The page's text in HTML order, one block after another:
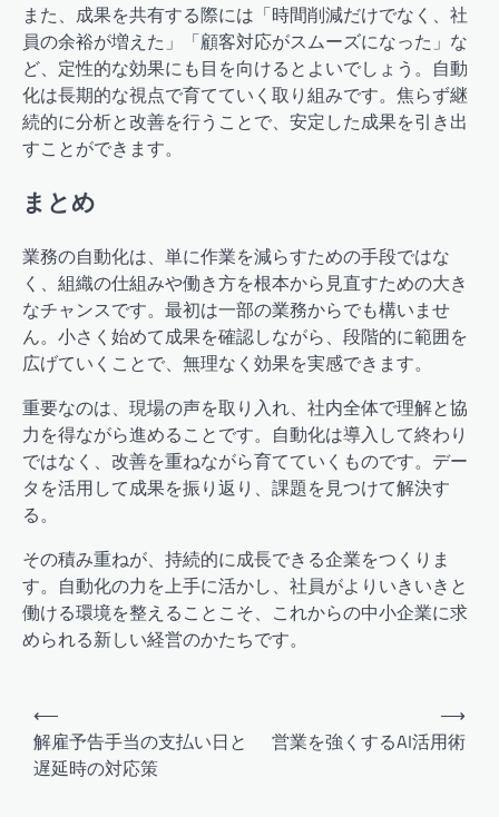
また、成果を共有する際には「時間削減だけでなく、社
員の余裕が増えた」「顧客対応がスムーズになった」な
ど、定性的な効果にも目を向けるとよいでしょう。自動
化は長期的な視点で育てていく取り組みです。焦らず継
続的に分析と改善を行うことで、安定した成果を引き出
すことができます。
まとめ
業務の自動化は、単に作業を減らすための手段ではな
く、組織の仕組みや働き方を根本から見直すための大き
なチャンスです。最初は一部の業務からでも構いませ
ん。小さく始めて成果を確認しながら、段階的に範囲を
広げていくことで、無理なく効果を実感できます。
重要なのは、現場の声を取り入れ、社内全体で理解と協
力を得ながら進めることです。自動化は導入して終わり
ではなく、改善を重ねながら育てていくものです。デー
タを活用して成果を振り返り、課題を見つけて解決す
る。
その積み重ねが、持続的に成長できる企業をつくりま
す。自動化の力を上手に活かし、社員がよりいきいきと
働ける環境を整えることこそ、これからの中小企業に求
められる新しい経営のかたちです。
投
稿
ナ
⟵
解雇予告手当の支払い日と
遅延時の対応策
営業を強くするAI活用術
⟶